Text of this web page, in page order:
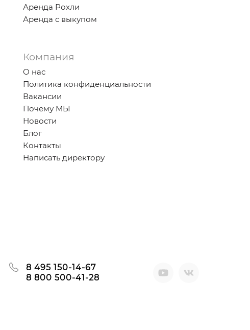
Аренда Рохли
Аренда с выкупом
Компания
О нас
Политика конфиденциальности
Вакансии
Почему МЫ
Новости
Блог
Контакты
Написать директору
8 495 150-14-67
8 800 500-41-28